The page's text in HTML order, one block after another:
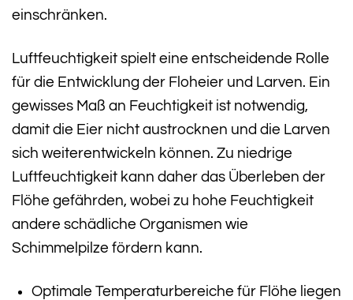
einschränken.
Luftfeuchtigkeit spielt eine entscheidende Rolle
für die Entwicklung der Floheier und Larven. Ein
gewisses Maß an Feuchtigkeit ist notwendig,
damit die Eier nicht austrocknen und die Larven
sich weiterentwickeln können. Zu niedrige
Luftfeuchtigkeit kann daher das Überleben der
Flöhe gefährden, wobei zu hohe Feuchtigkeit
andere schädliche Organismen wie
Schimmelpilze fördern kann.
Optimale Temperaturbereiche für Flöhe liegen